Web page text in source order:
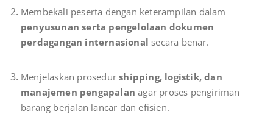
Membekali peserta dengan keterampilan dalam
penyusunan serta pengelolaan dokumen
perdagangan internasional secara benar.
Menjelaskan prosedurshipping, logistik, dan
manajemen pengapalan agar proses pengiriman
barang berjalan lancar dan efisien.